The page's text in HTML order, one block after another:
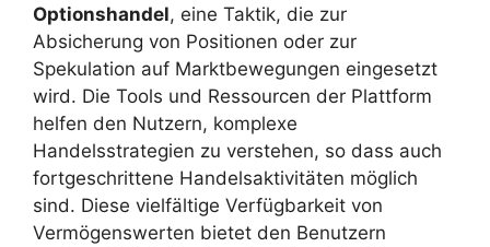
Optionshandel, eine Taktik, die zur
Absicherung von Positionen oder zur
Spekulation auf Marktbewegungen eingesetzt
wird. Die Tools und Ressourcen der Plattform
helfen den Nutzern, komplexe
Handelsstrategien zu verstehen, so dass auch
fortgeschrittene Handelsaktivitäten möglich
sind. Diese vielfältige Verfügbarkeit von
Vermögenswerten bietet den Benutzern